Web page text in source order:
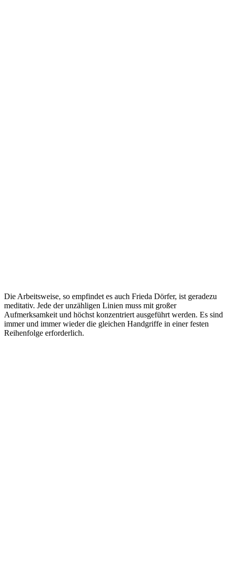
Die Arbeitsweise, so empfindet es auch Frieda Dörfer, ist geradezu
meditativ. Jede der unzähligen Linien muss mit großer
Aufmerksamkeit und höchst konzentriert ausgeführt werden. Es sind
immer und immer wieder die gleichen Handgriffe in einer festen
Reihenfolge erforderlich.